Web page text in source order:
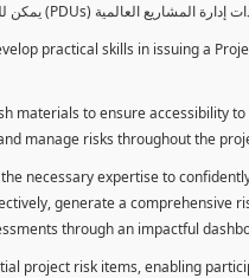
practical skills in issuing a
materials to ensure accessibility
manage risks throughout the
necessary expertise to
generate a comprehensive
through an impactful
project risk items, enabling